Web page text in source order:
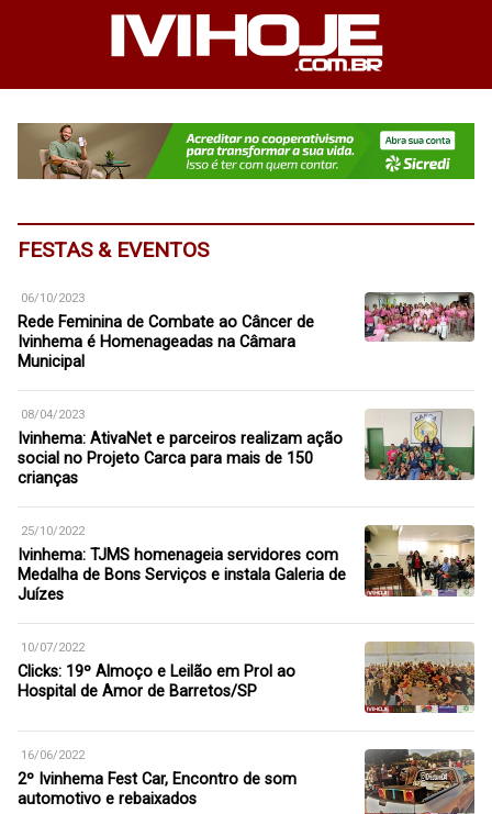
FESTAS & EVENTOS
06/10/2023
Rede Feminina de Combate ao Câncer de
Ivinhema é Homenageadas na Câmara
Municipal
08/04/2023
Ivinhema: AtivaNet e parceiros realizam ação
social no Projeto Carca para mais de 150
crianças
25/10/2022
Ivinhema: TJMS homenageia servidores com
Medalha de Bons Serviços e instala Galeria de
Juízes
10/07/2022
Clicks: 19º Almoço e Leilão em Prol ao
Hospital de Amor de Barretos/SP
16/06/2022
2º Ivinhema Fest Car, Encontro de som
automotivo e rebaixados